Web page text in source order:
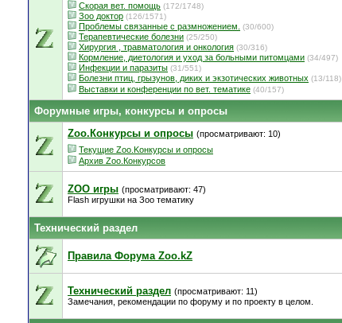
Скорая вет. помощь (172/1748)
Зоо доктор (126/1571)
Проблемы связанные с размножением. (30/600)
Терапевтические болезни (25/250)
Хирургия , травматология и онкология (30/316)
Кормление, диетология и уход за больными питомцами (34/497)
Инфекции и паразиты (31/551)
Болезни птиц, грызунов, диких и экзотических животных (13/118)
Выставки и конференции по вет. тематике (40/157)
Форумные игры, конкурсы и опросы
Zoo.Конкурсы и опросы (просматривают: 10)
Текущие Zoo.Kонкурсы и опросы
Архив Zoo.Конкурсов
ZOO игры (просматривают: 47)
Flash игрушки на Зоо тематику
Технический раздел
Правила Форума Zoo.kZ
Технический раздел (просматривают: 11)
Замечания, рекомендации по форуму и по проекту в целом.